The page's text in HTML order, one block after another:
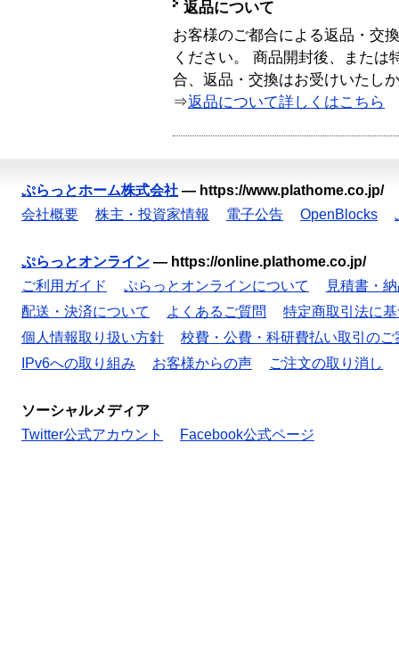
返品について
お客様のご都合による返品・交
ください。 商品開封後、または
合、返品・交換はお受けいたし
⇒返品について詳しくはこちら
ぷらっとホーム株式会社 — https://www.plathome.co.jp/
会社概要
株主・投資家情報 電子公告 OpenBlocks
ぷらっとオンライン — https://online.plathome.co.jp/
ご利用ガイド
ぷらっとオンラインについて
見積書・
配送・決済について
よくあるご質問
特定商取引法に
個人情報取り扱い方針
校費・公費・科研費払い取引のご
IPv6への取り組み
お客様からの声 ご注文の取り消し
ソーシャルメディア
Twitter公式アカウント
Facebook公式ページ